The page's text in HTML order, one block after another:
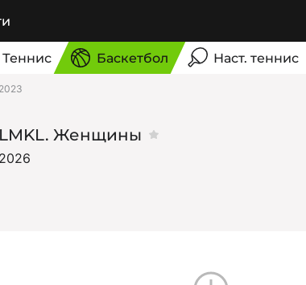
Теннис Баскетбол Наст. теннис
LMKL. Женщины
2026